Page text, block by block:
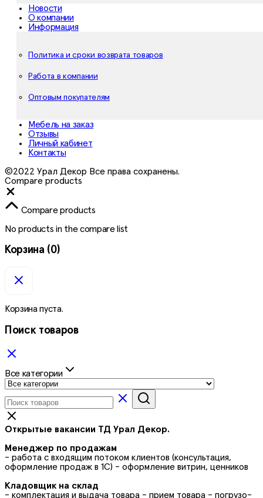
Новости
О компании
Информация
Политика и сроки возврата товаров
Работа в компании
Оптовым покупателям
Мебель на заказ
Отзывы
Личный кабинет
Контакты
©2022 Урал Декор Все права сохранены.
Compare products
Compare products
No products in the compare list
Корзина (0)
Корзина пуста.
Поиск товаров
Все категории
Открытые вакансии ТД Урал Декор.
Менеджер по продажам
- работа с входящим потоком клиентов (консультация,
оформление продаж в 1С) - оформление витрин, ценников
Кладовщик на склад
- комплектация и выдача товара - прием товара - погрузо-